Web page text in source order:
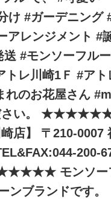
け #ガーデニング
アレンジメント #
#モンソーフル
トレ川崎1Ｆ #ア
れのお花屋さん
ください。
店】 〒210-
200-
モンソーフ
ンブランドです。